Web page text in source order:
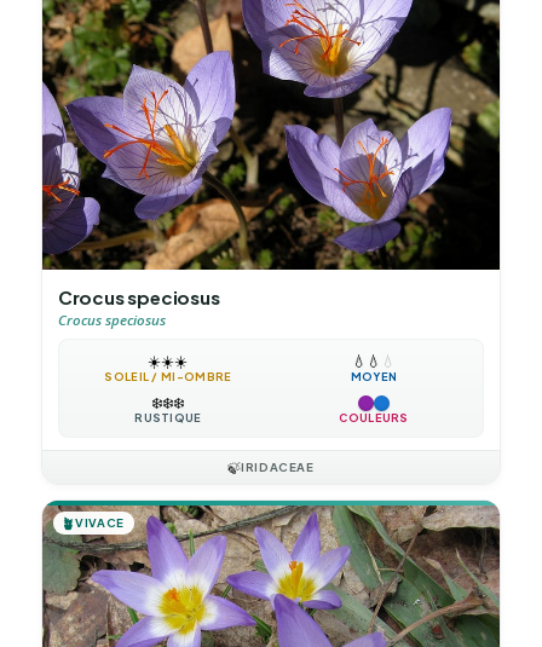
Crocus speciosus
Crocus speciosus
☀️☀️☀️
SOLEIL / MI-OMBRE
💧 💧 💧
MOYEN
❄️❄️❄️
RUSTIQUE COULEURS
🍃IRIDACEAE
🪴VIVACE